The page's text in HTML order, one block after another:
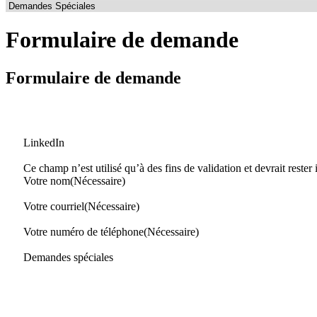
Formulaire de demande
Formulaire de demande
LinkedIn
Ce champ n’est utilisé qu’à des fins de validation et devrait rester
Votre nom(Nécessaire)
Votre courriel(Nécessaire)
Votre numéro de téléphone(Nécessaire)
Demandes spéciales